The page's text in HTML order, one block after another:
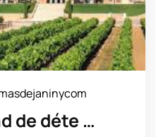
de déte …